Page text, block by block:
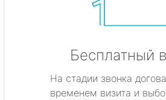
Бесплатный
На стадии звонка
временем визита и